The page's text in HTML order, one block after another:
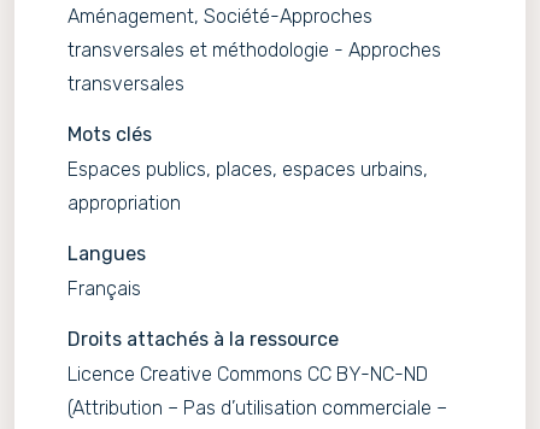
Aménagement, Société-Approches
transversales et méthodologie - Approches
transversales
Mots clés
Espaces publics, places, espaces urbains,
appropriation
Langues
Français
Droits attachés à la ressource
Licence Creative Commons CC BY-NC-ND
(Attribution – Pas d’utilisation commerciale –